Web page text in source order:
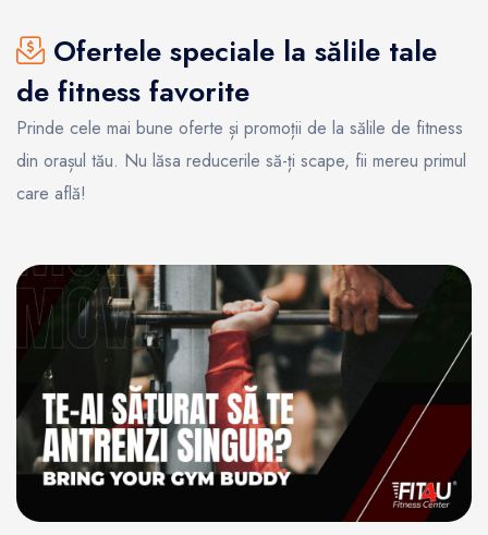
Ofertele speciale la sălile tale
de fitness favorite
Prinde cele mai bune oferte și promoții de la sălile de fitness
din orașul tău. Nu lăsa reducerile să-ți scape, fii mereu primul
care află!